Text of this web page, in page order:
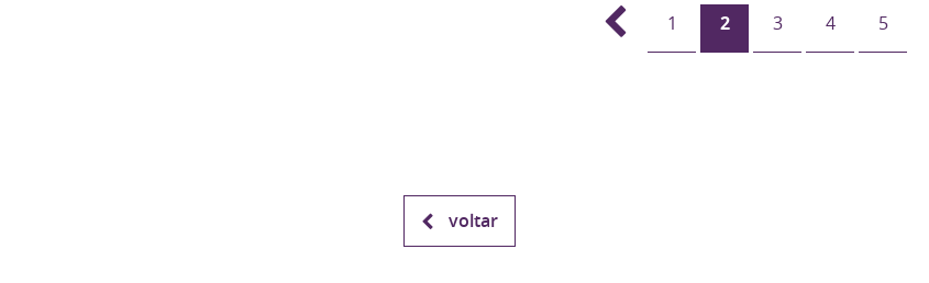
1 2 3 4 5
voltar